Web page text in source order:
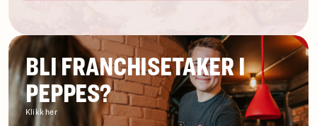
BLI FRANCHISETAKER I
PEPPES?
Klikk her